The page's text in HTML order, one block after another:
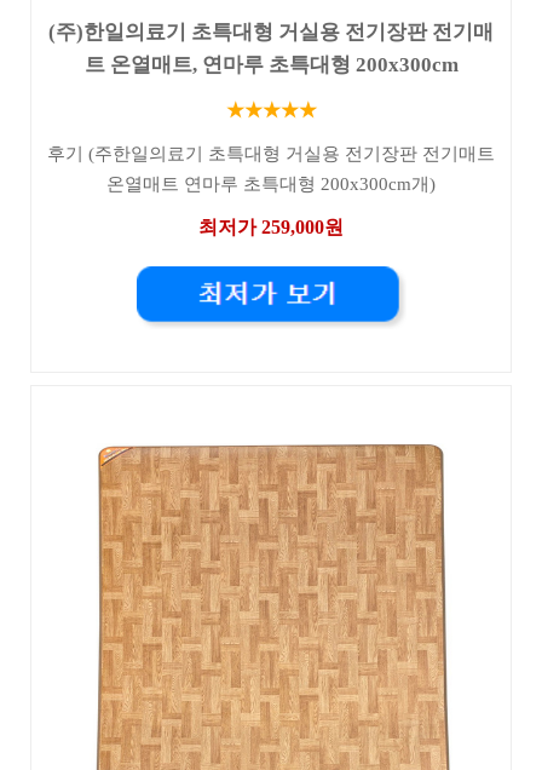
(주)한일의료기 초특대형 거실용 전기장판 전기매
트 온열매트, 연마루 초특대형 200x300cm
★★★★★
후기 (주한일의료기 초특대형 거실용 전기장판 전기매트
온열매트 연마루 초특대형 200x300cm개)
최저가 259,000원